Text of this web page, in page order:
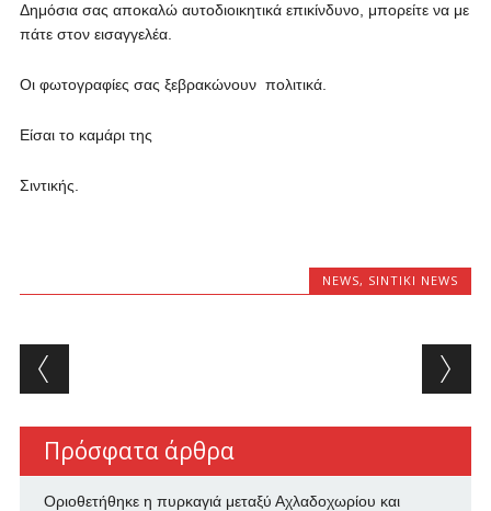
Δημόσια σας αποκαλώ αυτοδιοικητικά επικίνδυνο, μπορείτε να με
πάτε στον εισαγγελέα.
Οι φωτογραφίες σας ξεβρακώνουν πολιτικά.
Είσαι το καμάρι της
Σιντικής.
NEWS, SINTIKI NEWS
Post navigation
Πρόσφατα άρθρα
Οριοθετήθηκε η πυρκαγιά μεταξύ Αχλαδοχωρίου και